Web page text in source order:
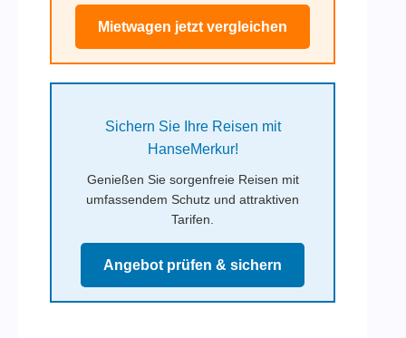
Mietwagen jetzt vergleichen
Sichern Sie Ihre Reisen mit
HanseMerkur!
Genießen Sie sorgenfreie Reisen mit
umfassendem Schutz und attraktiven
Tarifen.
Angebot prüfen & sichern